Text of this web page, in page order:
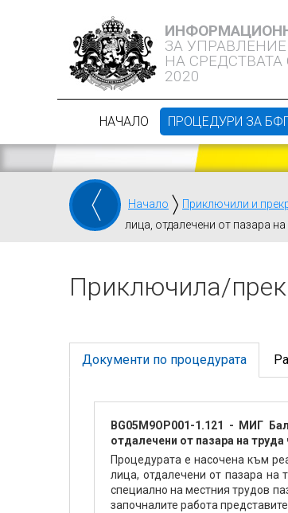
ЗА
НА
2020
НАЧАЛО ПРОЦЕДУРИ ЗА
Начало Приключили и
лица, отдалечени от пазара
Приключилa/
Документи по процедурата
BG05M9OP001-1.121 - МИГ
отдалечени от пазара на
Процедурата е насочена към
лица, отдалечени от пазара на
специално на местния трудов
започналите работа